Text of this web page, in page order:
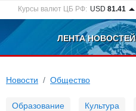
Курсы валют ЦБ РФ: USD 81.41
ЛЕНТА НОВОСТЕЙ
Новости Общество
Образование Культура